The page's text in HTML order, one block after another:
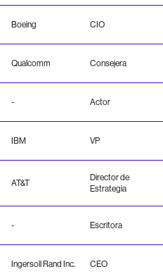
Boeing CIO
Qualcomm Consejera
- Actor
IBM VP
AT&T
Director de
Estrategia
- Escritora
Ingersoll Rand Inc. CEO